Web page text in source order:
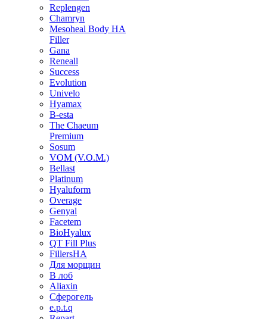
Replengen
Chamryn
Mesoheal Body HA
Filler
Gana
Reneall
Success
Evolution
Univelo
Hyamax
B-esta
The Chaeum
Premium
Sosum
VOM (V.O.M.)
Bellast
Platinum
Hyaluform
Overage
Genyal
Facetem
BioHyalux
QT Fill Plus
FillersHA
Для морщин
В лоб
Aliaxin
Сферогель
e.p.t.q